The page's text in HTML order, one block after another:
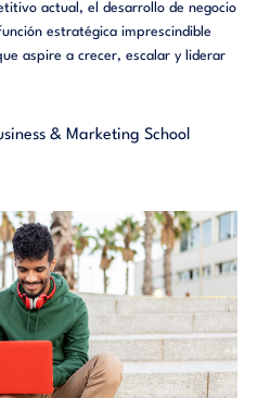
actual, el desarrollo de negocio
estratégica imprescindible
aspire a crecer, escalar y liderar
& Marketing School